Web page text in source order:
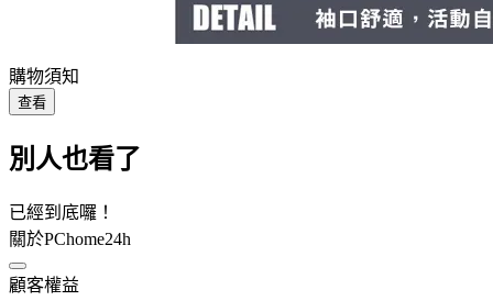
購物須知
查看
別人也看了
已經到底囉！
關於PChome24h
顧客權益